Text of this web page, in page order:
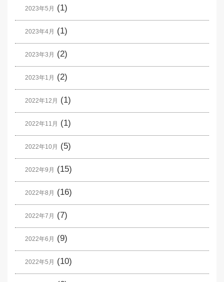
2023年5月 (1)
2023年4月 (1)
2023年3月 (2)
2023年1月 (2)
2022年12月 (1)
2022年11月 (1)
2022年10月 (5)
2022年9月 (15)
2022年8月 (16)
2022年7月 (7)
2022年6月 (9)
2022年5月 (10)